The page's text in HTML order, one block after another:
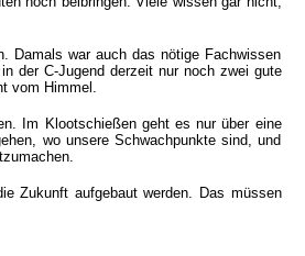
Damals war auch das nötige Fachwissen
der C-Jugend derzeit nur noch zwei gute
vom Himmel.
Im Klootschießen geht es nur über eine
wo unsere Schwachpunkte sind, und
Zukunft aufgebaut werden. Das müssen